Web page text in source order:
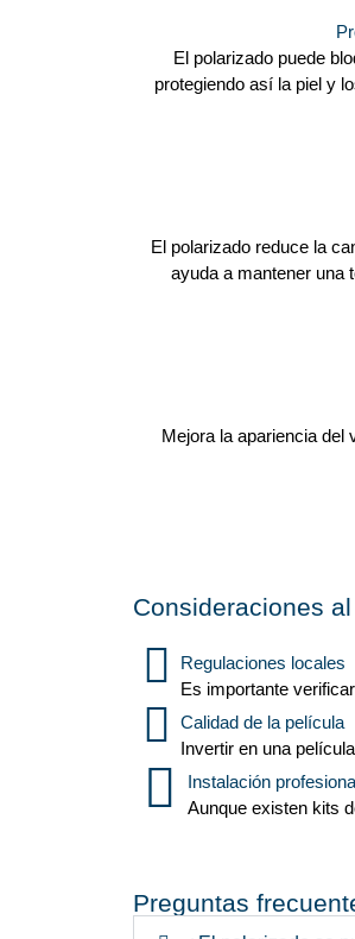
El polarizado puede
protegiendo así la piel y
El polarizado reduce la
ayuda a mantener una
Mejora la apariencia del
Consideraciones
Regulaciones locales
Es importante
Calidad de la película
Invertir en una
Instalación
Aunque existen kits
Preguntas